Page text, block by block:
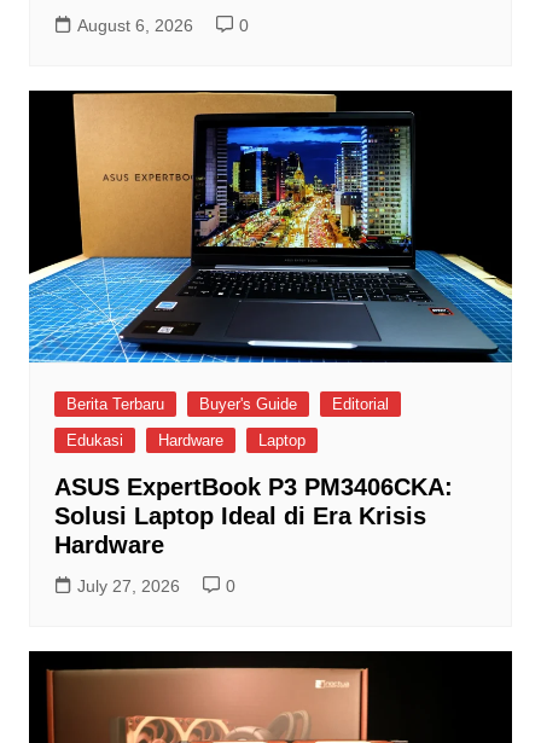
August 6, 2026 0
Berita Terbaru Buyer's Guide
Editorial
Edukasi
Hardware Laptop
ASUS ExpertBook P3 PM3406CKA:
Solusi Laptop Ideal di Era Krisis
Hardware
July 27, 2026 0